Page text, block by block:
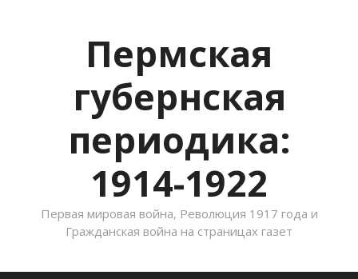
Пермская
губернская
периодика:
1914-1922
Первая мировая война, Революция 1917 года и
Гражданская война на страницах газет